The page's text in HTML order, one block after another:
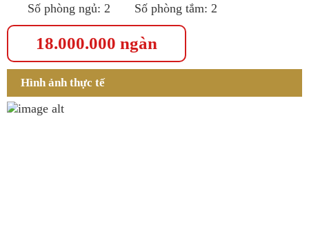
Số phòng ngủ: 2
Số phòng tắm: 2
18.000.000 ngàn
Hình ảnh thực tế